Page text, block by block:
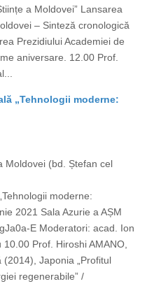
a Moldovei” Lansarea
– Sinteză cronologică
Prezidiului Academiei de
aniversare. 12.00 Prof.
„Tehnologii moderne:
Moldovei (bd. Ștefan cel
moderne:
2021 Sala Azurie a AȘM
E Moderatori: acad. Ion
Prof. Hiroshi AMANO,
Japonia „Profitul
regenerabile” /